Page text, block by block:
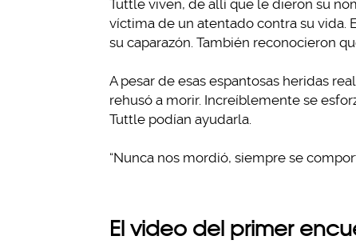
Tuttle viven, de allí que le dieron su
víctima de un atentado contra su vida.
su caparazón. También reconocieron
A pesar de esas espantosas heridas
rehusó a morir. Increíblemente se
Tuttle podían ayudarla.
“Nunca nos mordió, siempre se
El video del primer